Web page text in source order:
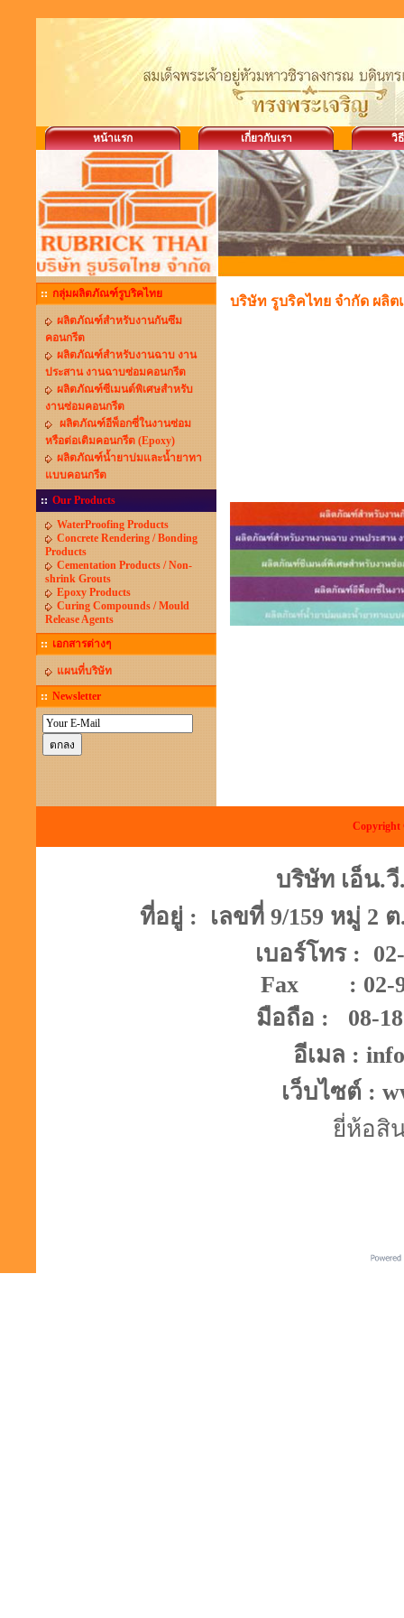
หน้าแรก เกี่ยวกับเรา วิ
กลุ่มผลิตภัณฑ์รูบริคไทย
ผลิตภัณฑ์สำหรับงานกันซึม
คอนกรีต
ผลิตภัณฑ์สำหรับงานฉาบ งาน
ประสาน งานฉาบซ่อมคอนกรีต
ผลิตภัณฑ์ซีเมนต์พิเศษสำหรับ
งานซ่อมคอนกรีต
ผลิตภัณฑ์อีพ็อกซี่ในงานซ่อม
หรือต่อเติมคอนกรีต (Epoxy)
ผลิตภัณฑ์น้ำยาบ่มและน้ำยาทา
แบบคอนกรีต
Our Products
WaterProofing Products
Concrete Rendering / Bonding
Products
Cementation Products / Non-
shrink Grouts
Epoxy Products
Curing Compounds / Mould
Release Agents
เอกสารต่างๆ
แผนที่บริษัท
Newsletter
บริษัท รูบริคไทย จำกัด ผลิ
Copyright
บริษัท เอ็น.
ที่อยู่ : เลขที่ 9/159 หมู่ 2
เบอร์โทร : 02-
Fax :
มือถือ : 08-
อีเมล :
เว็บไซต์ :
ยี่ห้อสิ